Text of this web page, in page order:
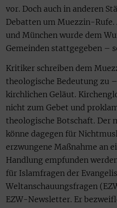
vor. Doch auch in anderen
Debatten um Muezzin-Rufe.
und München wurde dem
Gemeinden stattgegeben –
Kritiker schreiben dem
theologische Bedeutung zu
kirchlichen Geläut.
nicht zum Gebet und
theologische Botschaft. Der
könne dagegen für
erzwungene Maßnahme an
Handlung empfunden
für Islamfragen der
Weltanschauungsfragen
EZW-Newsletter. Er